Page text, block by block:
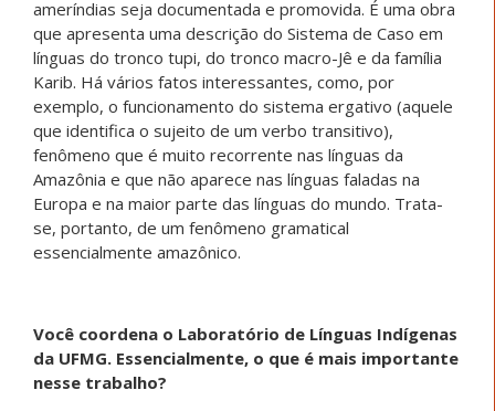
ameríndias seja documentada e promovida. É uma obra
que apresenta uma descrição do Sistema de Caso em
línguas do tronco tupi, do tronco macro-Jê e da família
Karib. Há vários fatos interessantes, como, por
exemplo, o funcionamento do sistema ergativo (aquele
que identifica o sujeito de um verbo transitivo),
fenômeno que é muito recorrente nas línguas da
Amazônia e que não aparece nas línguas faladas na
Europa e na maior parte das línguas do mundo. Trata-
se, portanto, de um fenômeno gramatical
essencialmente amazônico.
Você coordena o Laboratório de Línguas Indígenas
da UFMG. Essencialmente, o que é mais importante
nesse trabalho?